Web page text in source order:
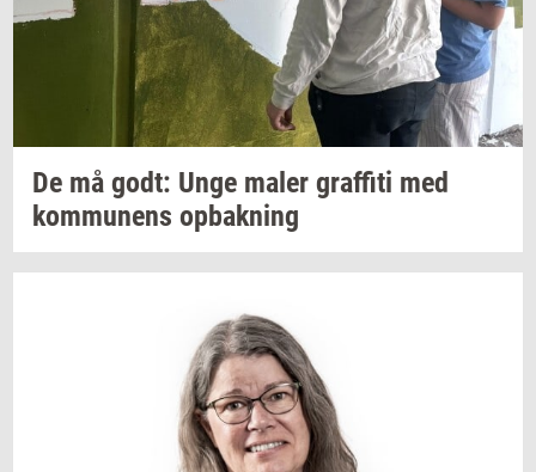
De må godt: Unge maler graf­fi­ti med
kom­mu­nens op­bak­ning